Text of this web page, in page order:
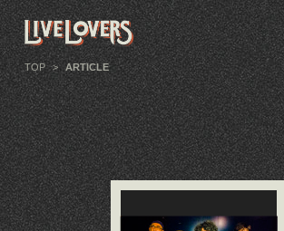
TOP > ARTICLE